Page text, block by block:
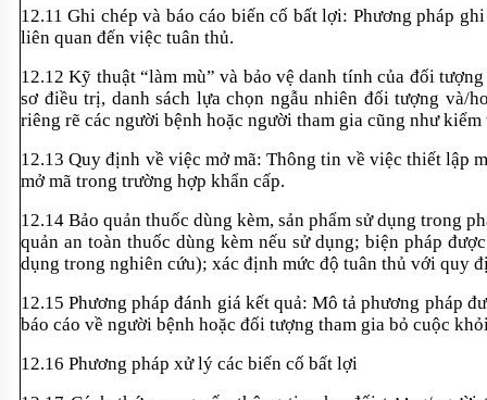
12.11 Ghi chép và báo cáo biến cố bất lợi: Phương pháp
liên quan đến việc tuân thủ.
12.12 Kỹ thuật “làm mù” và bảo vệ danh tính của đối
sơ điều trị, danh sách lựa chọn ngẫu nhiên đối tượng và/
riêng rẽ các người bệnh hoặc người tham gia cũng như kiểm
12.13 Quy định về việc mở mã: Thông tin về việc thiết lập
mở mã trong trường hợp khẩn cấp.
12.14 Bảo quản thuốc dùng kèm, sản phẩm sử dụng trong ph
quản an toàn thuốc dùng kèm nếu sử dụng; biện pháp đư
dụng trong nghiên cứu); xác định mức độ tuân thủ với quy
12.15 Phương pháp đánh giá kết quả: Mô tả phương pháp đư
báo cáo về người bệnh hoặc đối tượng tham gia bỏ cuộc
12.16 Phương pháp xử lý các biến cố bất lợi